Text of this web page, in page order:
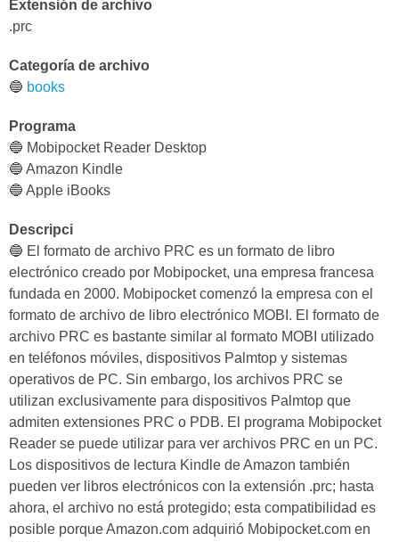
Extensión de archivo
.prc
Categoría de archivo
🔵 books
Programa
🔵 Mobipocket Reader Desktop
🔵 Amazon Kindle
🔵 Apple iBooks
Descripci
🔵 El formato de archivo PRC es un formato de libro
electrónico creado por Mobipocket, una empresa francesa
fundada en 2000. Mobipocket comenzó la empresa con el
formato de archivo de libro electrónico MOBI. El formato de
archivo PRC es bastante similar al formato MOBI utilizado
en teléfonos móviles, dispositivos Palmtop y sistemas
operativos de PC. Sin embargo, los archivos PRC se
utilizan exclusivamente para dispositivos Palmtop que
admiten extensiones PRC o PDB. El programa Mobipocket
Reader se puede utilizar para ver archivos PRC en un PC.
Los dispositivos de lectura Kindle de Amazon también
pueden ver libros electrónicos con la extensión .prc; hasta
ahora, el archivo no está protegido; esta compatibilidad es
posible porque Amazon.com adquirió Mobipocket.com en